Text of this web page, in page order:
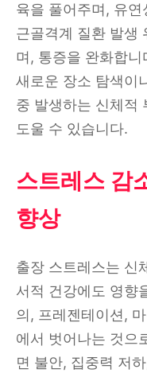
육을 풀어주며, 유
근골격계 질환 발생
며, 통증을 완화합
새로운 장소 탐색이
중 발생하는 신체적
도울 수 있습니다.
스트레스 감
향상
출장 스트레스는 신
서적 건강에도 영향
의, 프레젠테이션,
에서 벗어나는 것으
면 불안, 집중력 저